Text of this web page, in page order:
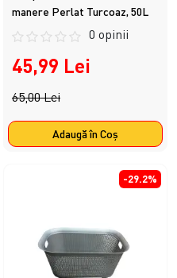
manere Perlat Turcoaz, 50L
0 opinii
45,99 Lei
65,00 Lei
Adaugă în Coş
-29.2%